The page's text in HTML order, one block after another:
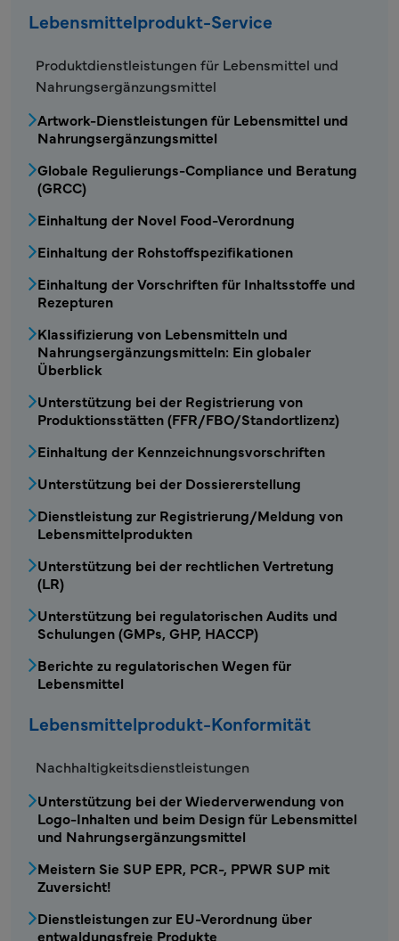
Lebensmittelprodukt-Service
FDS – Menü Lebensmittelprodukt-Service
Produktdienstleistungen für Lebensmittel und
Nahrungsergänzungsmittel
Artwork-Dienstleistungen für Lebensmittel und
Nahrungsergänzungsmittel
Globale Regulierungs-Compliance und Beratung
(GRCC)
Einhaltung der Novel Food-Verordnung
Einhaltung der Rohstoffspezifikationen
Einhaltung der Vorschriften für Inhaltsstoffe und
Rezepturen
Klassifizierung von Lebensmitteln und
Nahrungsergänzungsmitteln: Ein globaler
Überblick
Unterstützung bei der Registrierung von
Produktionsstätten (FFR/FBO/Standortlizenz)
Einhaltung der Kennzeichnungsvorschriften
Unterstützung bei der Dossiererstellung
Dienstleistung zur Registrierung/Meldung von
Lebensmittelprodukten
Unterstützung bei der rechtlichen Vertretung
(LR)
Unterstützung bei regulatorischen Audits und
Schulungen (GMPs, GHP, HACCP)
Berichte zu regulatorischen Wegen für
Lebensmittel
Lebensmittelprodukt-Konformität
FDS – Menü Konformität von
Nachhaltigkeitsdienstleistungen
Unterstützung bei der Wiederverwendung von
Logo-Inhalten und beim Design für Lebensmittel
und Nahrungsergänzungsmittel
Meistern Sie SUP EPR, PCR-, PPWR SUP mit
Zuversicht!
Dienstleistungen zur EU-Verordnung über
entwaldungsfreie Produkte